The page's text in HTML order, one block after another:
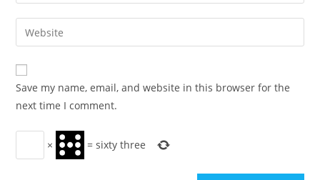
comment
email
address
comment
Enter
your
website
URL
(optional)
Save my name, email, and website in this browser for the
next time I comment.
× =sixty three